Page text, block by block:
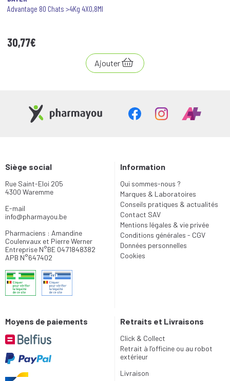
Advantage 80 Chats >4Kg 4X0,8Ml
30,77€
Ajouter
Siège social
Rue Saint-Eloi 205
4300 Waremme
E-mail
info@pharmayou.be
Pharmaciens : Amandine
Coulenvaux et Pierre Werner
Entreprise N°BE 0471848382
APB N°647402
Information
Qui sommes-nous ?
Marques & Laboratoires
Conseils pratiques & actualités
Contact SAV
Mentions légales & vie privée
Conditions générales - CGV
Données personnelles
Cookies
Moyens de paiements Retraits et Livraisons
Click & Collect
Retrait à l’officine ou au robot
extérieur
Livraison